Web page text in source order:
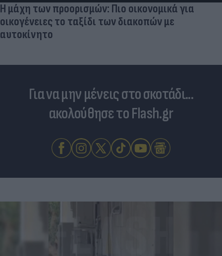
Για να μην μένεις στο σκοτάδι...
ακολούθησε το Flash.gr